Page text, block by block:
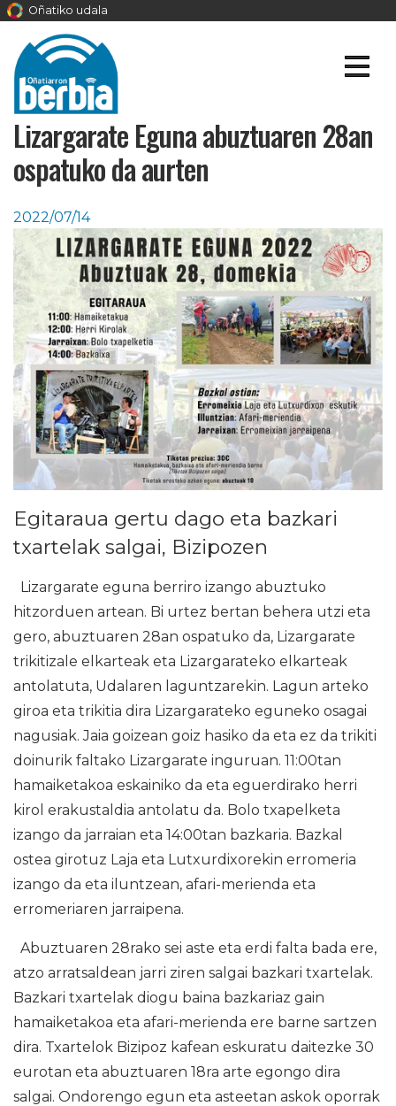
Oñatiko udala
Lizargarate Eguna abuztuaren 28an
ospatuko da aurten
2022/07/14
Egitaraua gertu dago eta bazkari
txartelak salgai, Bizipozen
Lizargarate eguna berriro izango abuztuko
hitzorduen artean. Bi urtez bertan behera utzi eta
gero, abuztuaren 28an ospatuko da, Lizargarate
trikitizale elkarteak eta Lizargarateko elkarteak
antolatuta, Udalaren laguntzarekin. Lagun arteko
giroa eta trikitia dira Lizargarateko eguneko osagai
nagusiak. Jaia goizean goiz hasiko da eta ez da trikiti
doinurik faltako Lizargarate inguruan. 11:00tan
hamaiketakoa eskainiko da eta eguerdirako herri
kirol erakustaldia antolatu da. Bolo txapelketa
izango da jarraian eta 14:00tan bazkaria. Bazkal
ostea girotuz Laja eta Lutxurdixorekin erromeria
izango da eta iluntzean, afari-merienda eta
erromeriaren jarraipena.
Abuztuaren 28rako sei aste eta erdi falta bada ere,
atzo arratsaldean jarri ziren salgai bazkari txartelak.
Bazkari txartelak diogu baina bazkariaz gain
hamaiketakoa eta afari-merienda ere barne sartzen
dira. Txartelok Bizipoz kafean eskuratu daitezke 30
eurotan eta abuztuaren 18ra arte egongo dira
salgai. Ondorengo egun eta asteetan askok oporrak